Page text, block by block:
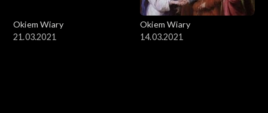
Okiem Wiary
21.03.2021
Okiem Wiary
14.03.2021